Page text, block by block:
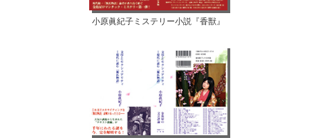
小原眞紀子ミステリー小説『香獣』